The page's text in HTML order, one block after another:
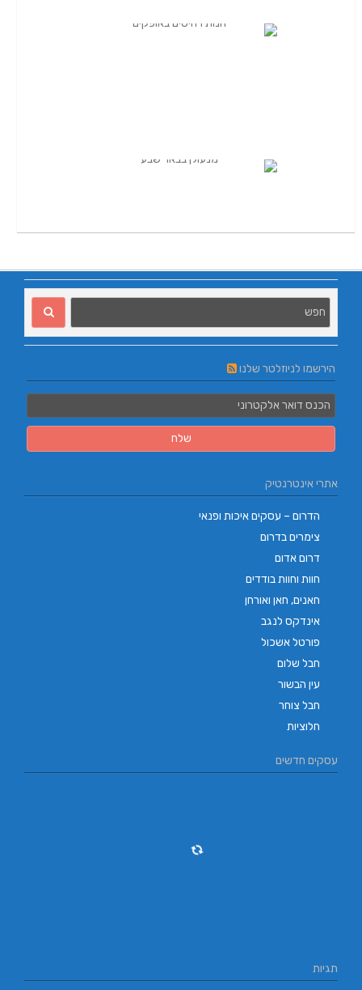
הירשמו לניוזלטר שלנו
אתרי אינטרנטיק
הדרום – עסקים איכות ופנאי
צימרים בדרום
דרום אדום
חוות וחוות בודדים
חאנים, חאן ואורחן
אינדקס לנגב
פורטל אשכול
חבל שלום
עין הבשור
חבל צוחר
חלוציות
עסקים חדשים
תגיות